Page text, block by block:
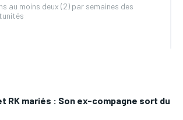
au moins deux (2) par semaines des
RK mariés : Son ex-compagne sort du